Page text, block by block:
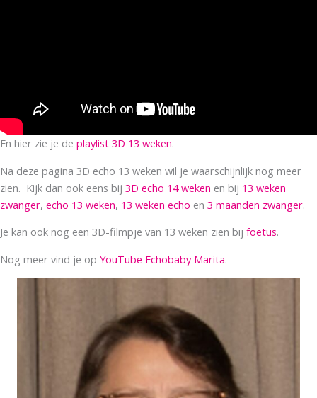
En hier zie je de playlist 3D 13 weken.
Na deze pagina 3D echo 13 weken wil je waarschijnlijk nog meer
zien. Kijk dan ook eens bij 3D echo 14 weken en bij 13 weken
zwanger, echo 13 weken, 13 weken echo en 3 maanden zwanger.
Je kan ook nog een 3D-filmpje van 13 weken zien bij foetus.
Nog meer vind je op YouTube Echobaby Marita.